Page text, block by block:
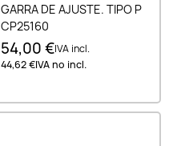
GARRA DE AJUSTE. TIPO P
CP25160
54,00 €IVA incl.
44,62 €IVA no incl.